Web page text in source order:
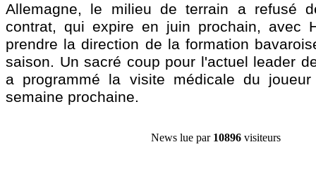
Allemagne, le milieu de terrain a refusé
contrat, qui expire en juin prochain, avec
prendre la direction de la formation
saison. Un sacré coup pour l'actuel leader
a programmé la visite médicale du
semaine prochaine.
News lue par 10896 visiteurs